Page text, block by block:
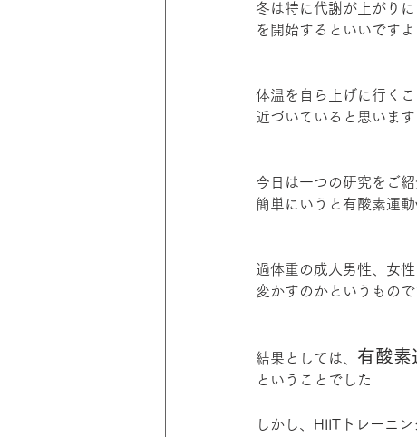
冬は特に代謝が上がり
を開始するといいですよ
体温を自ら上げに行く
近づいていると思います
今日は一つの研究をご
簡単にいうと有酸素運
過体重の成人男性、女
変かすのかというもので
結果としては、 有酸素
ということでした
しかし、HIITトレーニ